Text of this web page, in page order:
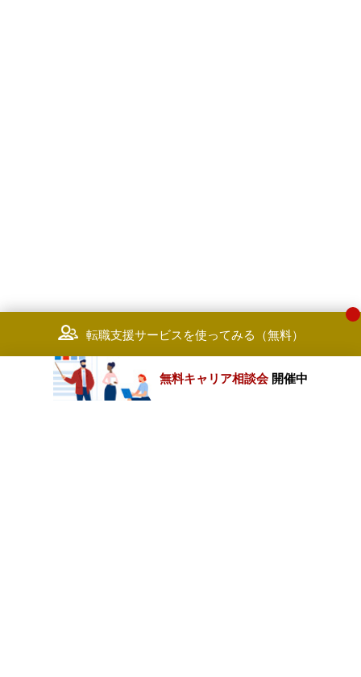
転職支援サービスを使ってみる（無料）
無料キャリア相談会 開催中